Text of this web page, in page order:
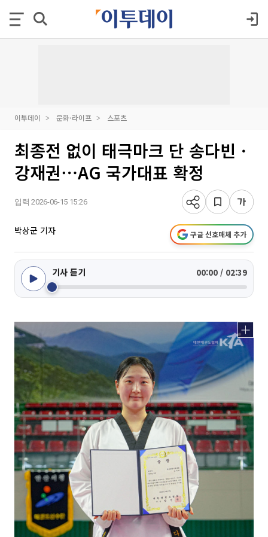
이투데이 문화·라이프 스포츠
최종전 없이 태극마크 단 송다빈ㆍ
강재권⋯AG 국가대표 확정
입력 2026-06-15 15:26
박상군 기자 구글 선호매체 추가
기사 듣기 00:00 / 02:39